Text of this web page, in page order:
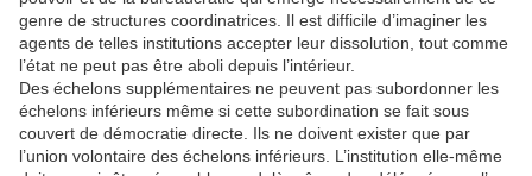
genre de structures coordinatrices. Il est difficile d’imaginer les
agents de telles institutions accepter leur dissolution, tout comme
l’état ne peut pas être aboli depuis l’intérieur.
Des échelons supplémentaires ne peuvent pas subordonner les
échelons inférieurs même si cette subordination se fait sous
couvert de démocratie directe. Ils ne doivent exister que par
l’union volontaire des échelons inférieurs. L’institution elle-même